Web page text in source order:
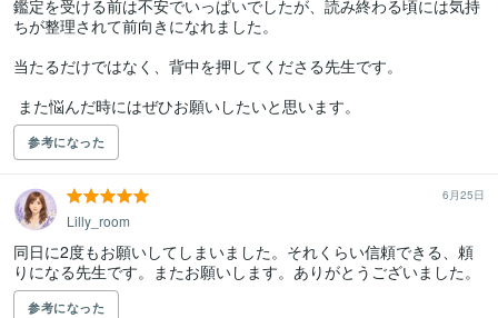
鑑定を受ける前は不安でいっぱいでしたが、読み終わる頃には気持
ちが整理されて前向きになれました。
当たるだけではなく、背中を押してくださる先生です。
また悩んだ時にはぜひお願いしたいと思います。
参考になった
6月25日
Lilly_room
同日に2度もお願いしてしまいました。それくらい信頼できる、頼
りになる先生です。またお願いします。ありがとうございました。
参考になった